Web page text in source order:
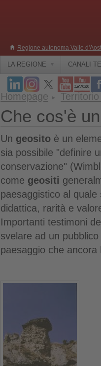
Regione autonoma Valle
LA REGIONE CANALI
Homepage
Che cos'è
Un geosito è un
sia possibile "definire
conservazione"
come geositi
paesaggistico al
didattica, rarità e
Importanti testimoni
svelare ad un
paesaggio che